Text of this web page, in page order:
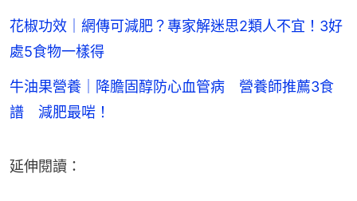
花椒功效｜網傳可減肥？專家解迷思2類人不宜！3好
處5食物一樣得
牛油果營養｜降膽固醇防心血管病 營養師推薦3食
譜 減肥最啱！
延伸閱讀：